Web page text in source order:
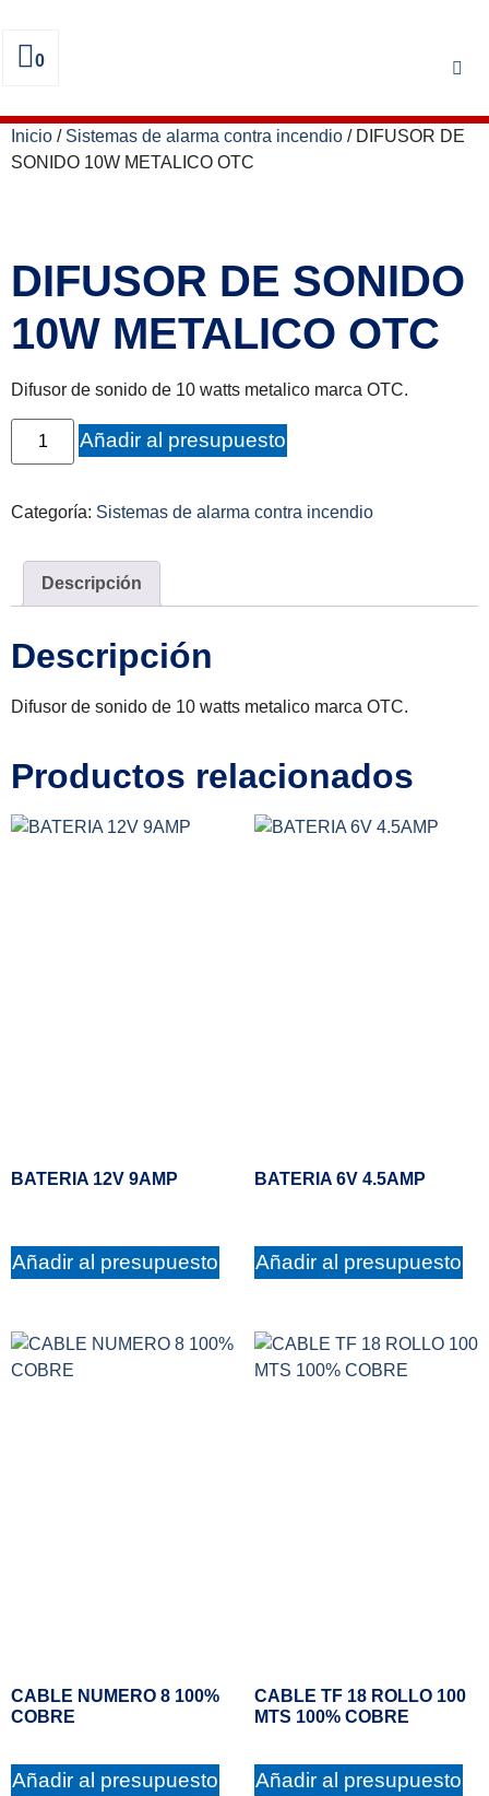
0
Inicio / Sistemas de alarma contra incendio / DIFUSOR DE
SONIDO 10W METALICO OTC
DIFUSOR DE SONIDO
10W METALICO OTC
Difusor de sonido de 10 watts metalico marca OTC.
Añadir al presupuesto
Categoría: Sistemas de alarma contra incendio
Descripción
Descripción
Difusor de sonido de 10 watts metalico marca OTC.
Productos relacionados
BATERIA 12V 9AMP
Añadir al presupuesto
BATERIA 6V 4.5AMP
Añadir al presupuesto
CABLE NUMERO 8 100%
COBRE
Añadir al presupuesto
CABLE TF 18 ROLLO 100
MTS 100% COBRE
Añadir al presupuesto